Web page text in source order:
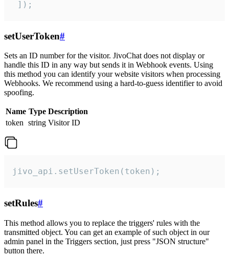
]);
setUserToken#
Sets an ID number for the visitor. JivoChat does not display or
handle this ID in any way but sends it in Webhook events. Using
this method you can identify your website visitors when processing
Webhooks. We recommend using a hard-to-guess identifier to avoid
spoofing.
Name Type Description
token string Visitor ID
jivo_api.setUserToken(token);
setRules#
This method allows you to replace the triggers' rules with the
transmitted object. You can get an example of such object in our
admin panel in the Triggers section, just press "JSON structure"
button there.